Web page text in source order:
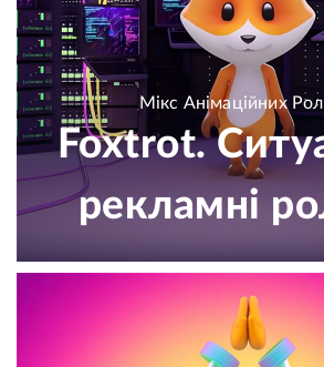
Мікс Анімаційних
Foxtrot.
рекламні